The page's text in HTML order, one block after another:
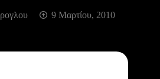
9 Μαρτίου, 2010